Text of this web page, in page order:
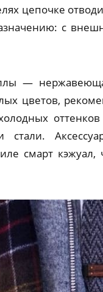
цепочке
с
—
цветов,
стали.
смарт